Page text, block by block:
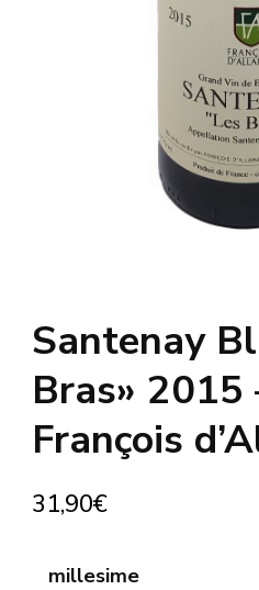
Santenay
Bras» 2015
François
31,90€
millesime